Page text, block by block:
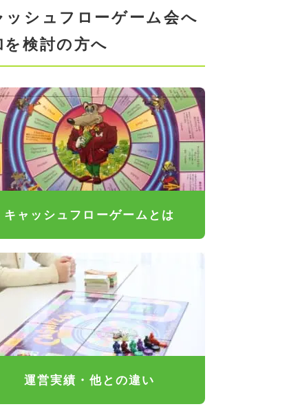
ッシュフローゲーム会へ
を検討の方へ
キャッシュフローゲームとは
運営実績・他との違い